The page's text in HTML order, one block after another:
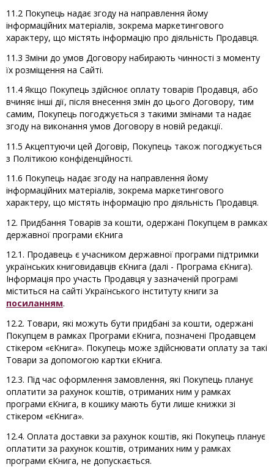
11.2 Покупець надає згоду на направлення йому
інформаційних матеріалів, зокрема маркетингового
характеру, що містять інформацію про діяльність Продавця.
11.3 Зміни до умов Договору набирають чинності з моменту
їх розміщення на Сайті.
11.4 Якщо Покупець здійснює оплату товарів Продавця, або
вчиняє інші дії, після внесення змін до цього Договору, тим
самим, Покупець погоджується з такими змінами та надає
згоду на виконання умов Договору в новій редакції.
11.5 Акцептуючи цей Договір, Покупець також погоджується
з Політикою конфіденційності.
11.6 Покупець надає згоду на направлення йому
інформаційних матеріалів, зокрема маркетингового
характеру, що містять інформацію про діяльність Продавця.
12. Придбання Товарів за кошти, одержані Покупцем в рамках
державної програми єКнига
12.1. Продавець є учасником державної програми підтримки
українських книговидавців єКнига (далі - Програма єКнига).
Інформація про участь Продавця у зазначеній програмі
міститься на сайті Українського інституту книги за
посиланням.
12.2. Товари, які можуть бути придбані за кошти, одержані
Покупцем в рамках Програми єКнига, позначені Продавцем
стікером «єКнига». Покупець може здійснювати оплату за такі
Товари за допомогою картки єКнига.
12.3. Під час оформлення замовлення, які Покупець планує
оплатити за рахунок коштів, отриманих ним у рамках
програми єКнига, в кошику мають бути лише книжки зі
стікером «єКнига».
12.4. Оплата доставки за рахунок коштів, які Покупець планує
оплатити за рахунок коштів, отриманих ним у рамках
програми єКнига, не допускається.